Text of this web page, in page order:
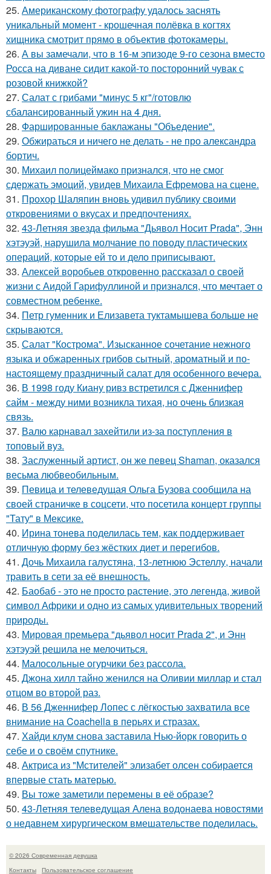
25. Американскому фотографу удалось заснять
уникальный момент - крошечная полёвка в когтях
хищника смотрит прямо в объектив фотокамеры.
26. А вы замечали, что в 16-м эпизоде 9-го сезона вместо
Росса на диване сидит какой-то посторонний чувак с
розовой книжкой?
27. Салат с грибами "минус 5 кг"/готовлю
сбалансированный ужин на 4 дня.
28. Фаршированные баклажаны "Объедение".
29. Обжираться и ничего не делать - не про александра
бортич.
30. Михаил полицеймако признался, что не смог
сдержать эмоций, увидев Михаила Ефремова на сцене.
31. Прохор Шаляпин вновь удивил публику своими
откровениями о вкусах и предпочтениях.
32. 43-Летняя звезда фильма "Дьявол Носит Prada", Энн
хэтэуэй, нарушила молчание по поводу пластических
операций, которые ей то и дело приписывают.
33. Алексей воробьев откровенно рассказал о своей
жизни с Аидой Гарифуллиной и признался, что мечтает о
совместном ребенке.
34. Петр гуменник и Елизавета туктамышева больше не
скрываются.
35. Салат "Кострома". Изысканное сочетание нежного
языка и обжаренных грибов сытный, ароматный и по-
настоящему праздничный салат для особенного вечера.
36. В 1998 году Киану ривз встретился с Дженнифер
сайм - между ними возникла тихая, но очень близкая
связь.
37. Валю карнавал захейтили из-за поступления в
топовый вуз.
38. Заслуженный артист, он же певец Shaman, оказался
весьма любвеобильным.
39. Певица и телеведущая Ольга Бузова сообщила на
своей страничке в соцсети, что посетила концерт группы
"Тату" в Мексике.
40. Ирина тонева поделилась тем, как поддерживает
отличную форму без жёстких диет и перегибов.
41. Дочь Михаила галустяна, 13-летнюю Эстеллу, начали
травить в сети за её внешность.
42. Баобаб - это не просто растение, это легенда, живой
символ Африки и одно из самых удивительных творений
природы.
43. Мировая премьера "дьявол носит Prada 2", и Энн
хэтэуэй решила не мелочиться.
44. Малосольные огурчики без рассола.
45. Джона хилл тайно женился на Оливии миллар и стал
отцом во второй раз.
46. В 56 Дженнифер Лопес с лёгкостью захватила все
внимание на Coachella в перьях и стразах.
47. Хайди клум снова заставила Нью-йорк говорить о
себе и о своём спутнике.
48. Актриса из "Мстителей" элизабет олсен собирается
впервые стать матерью.
49. Вы тоже заметили перемены в её образе?
50. 43-Летняя телеведущая Алена водонаева новостями
о недавнем хирургическом вмешательстве поделилась.
© 2026 Современная девушка
Контакты
Пользовательское соглашение